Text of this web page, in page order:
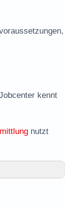
kennt
nutzt